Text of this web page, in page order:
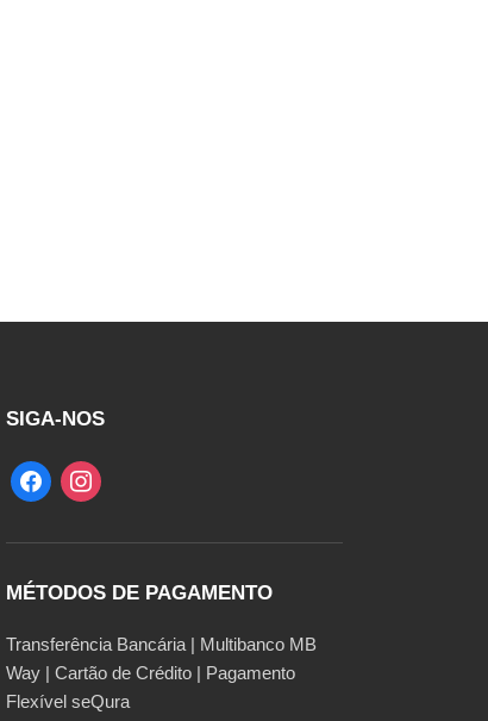
SIGA-NOS
MÉTODOS DE PAGAMENTO
Transferência Bancária | Multibanco MB
Way | Cartão de Crédito | Pagamento
Flexível seQura